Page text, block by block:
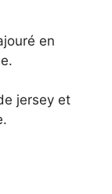
en
jersey et